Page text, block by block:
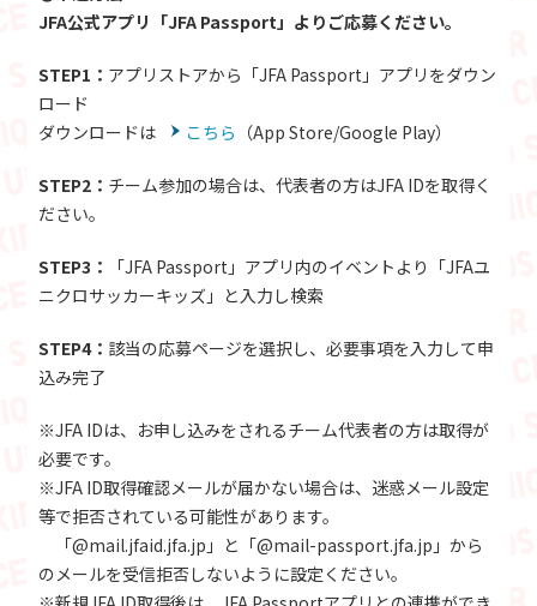
JFA公式アプリ「JFA Passport」よりご応募ください。
STEP1： アプリストアから「JFA Passport」アプリをダウン
ロード
ダウンロードは
こちら （App Store/Google Play）
STEP2： チーム参加の場合は、代表者の方はJFA IDを取得く
ださい。
STEP3：
「JFA Passport」アプリ内のイベントより「JFAユ
ニクロサッカーキッズ」と入力し検索
STEP4： 該当の応募ページを選択し、必要事項を入力して申
込み完了
※JFA IDは、お申し込みをされるチーム代表者の方は取得が
必要です。
※JFA ID取得確認メールが届かない場合は、迷惑メール設定
等で拒否されている可能性があります。
「@mail.jfaid.jfa.jp」と「@mail-passport.jfa.jp」から
のメールを受信拒否しないように設定ください。